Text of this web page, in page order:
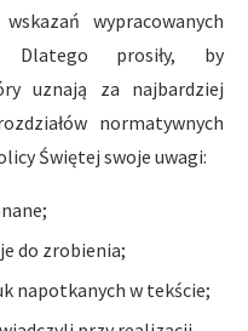
wypracowanych
Dlatego prosiły, by
uznają za najbardziej
normatywnych
Świętej swoje uwagi:
do zrobienia;
napotkanych w tekście;